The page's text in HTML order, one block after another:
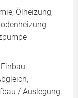
Ölheizung,
/ Auslegung,